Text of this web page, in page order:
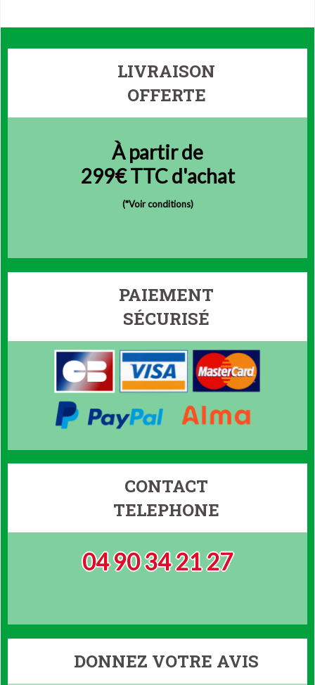
LIVRAISON
OFFERTE
À partir de
299€ TTC d'achat
(*Voir conditions)
PAIEMENT
SÉCURISÉ
CONTACT
TELEPHONE
04 90 34 21 27
DONNEZ VOTRE AVIS